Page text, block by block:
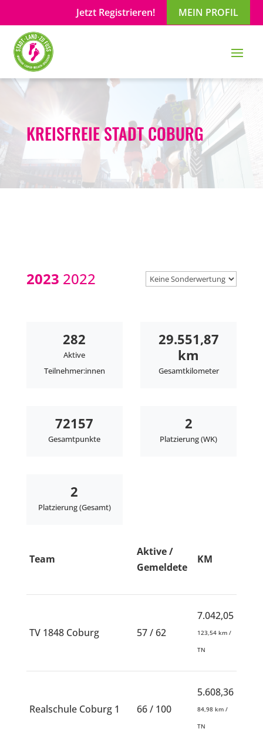
Jetzt Registrieren! MEIN PROFIL
KREISFREIE STADT COBURG
2023 2022
282
Aktive
Teilnehmer:innen
29.551,87
km
Gesamtkilometer
72157
Gesamtpunkte
2
Platzierung (WK)
2
Platzierung (Gesamt)
Team
Aktive /
Gemeldete
KM
TV 1848 Coburg 57 / 62
7.042,05
123,54 km /
TN
Realschule Coburg 1 66 / 100
5.608,36
84,98 km /
TN